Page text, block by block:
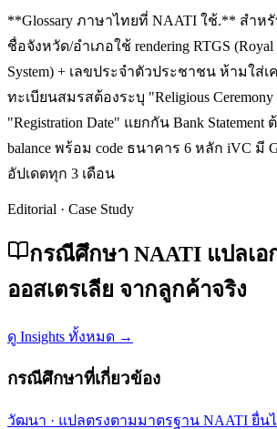
**Glossary ภาษาไทยที่ NAATI ใช้.** สำห
ชื่อจังหวัด/อำเภอใช้ rendering RTGS (Royal
System) + เลขประจำตัวประชาชน ห้ามใส่
ทะเบียนสมรสต้องระบุ "Religious Ceremony
"Registration Date" แยกกัน Bank Statement
balance พร้อม code ธนาคาร 6 หลัก iVC มี
อัปเดตทุก 3 เดือน
Editorial · Case Study
กรณีศึกษา NAATI แปลเอ
ออสเตรเลีย จากลูกค้าจริง
ดู Insights ทั้งหมด →
กรณีศึกษาที่เกี่ยวข้อง
วัฒนา · แปลตรงตามมาตรฐาน NAATI ยื่น